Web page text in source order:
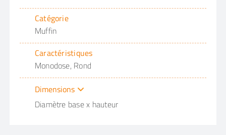
Catégorie
Muffin
Caractéristiques
Monodose, Rond
Dimensions
Diamètre base x hauteur